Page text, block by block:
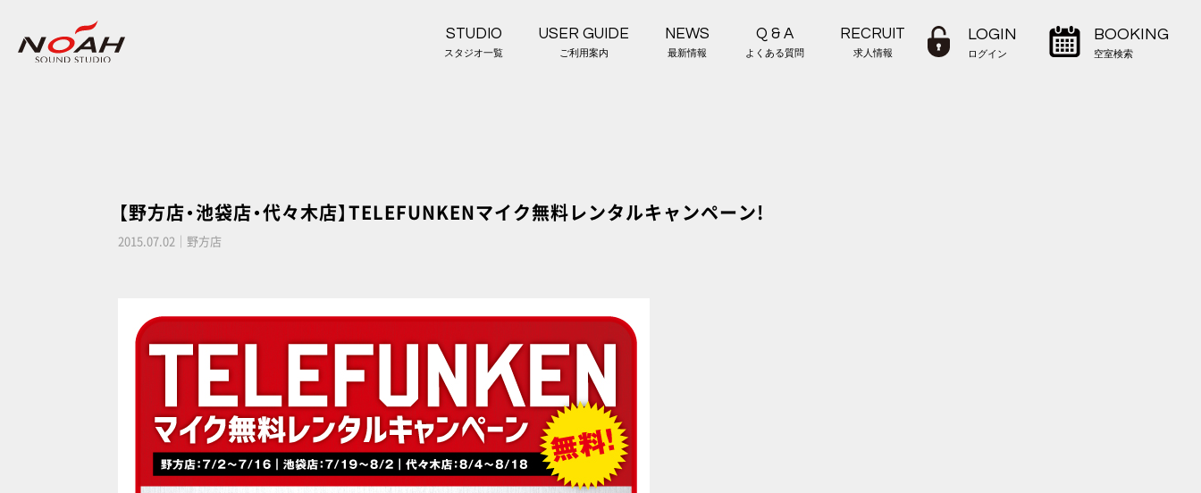
STUDIO
スタジオ一覧
USER GUIDE
ご利用案内
NEWS
最新情報
Q & A
よくある質問
RECRUIT
求人情報
LOGIN
ログイン
BOOKING
空室検索
【野方店・池袋店・代々木店】TELEFUNKENマイク無料レンタルキャンペーン!
2015.07.02｜野方店